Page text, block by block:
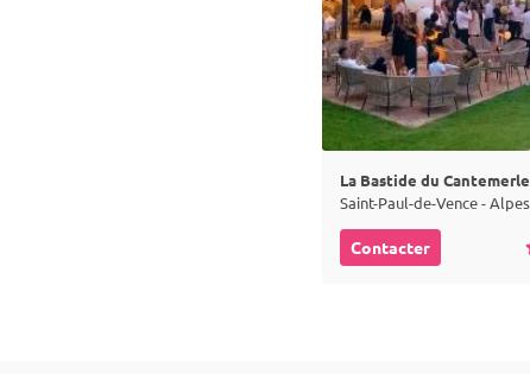
La Bastide du Cantemerle
Contacter